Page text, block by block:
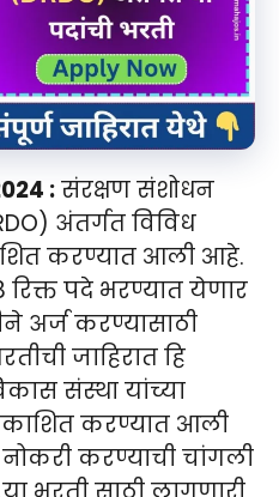
:संरक्षण संशोधन
अंतर्गत विविध
करण्यात आली आहे.
पदे भरण्यात येणार
अर्ज करण्यासाठी
जाहिरात हि
संस्था यांच्या
करण्यात आली
करण्याची चांगली